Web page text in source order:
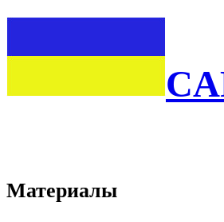
Материалы